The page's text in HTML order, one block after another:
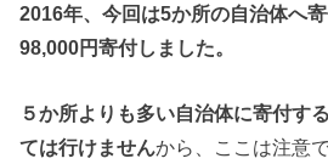
2016年、今回は5か所の自治体へ
98,000円寄付しました。
５か所よりも多い自治体に寄付す
ては行けませんから、ここは注意